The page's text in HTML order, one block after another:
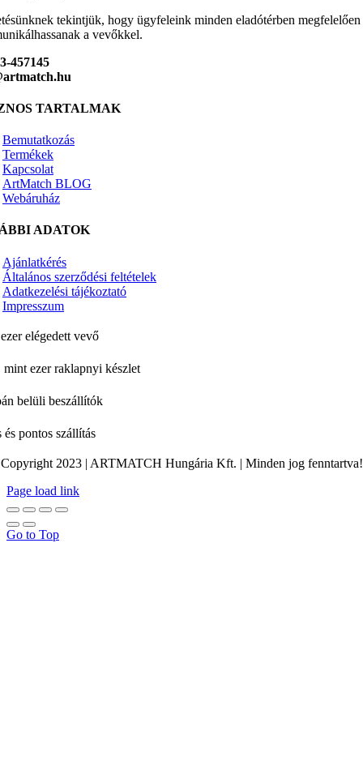
tekintjük, hogy ügyfeleink minden eladótérben megfelelően
a vevőkkel.
457145
TARTALMAK
Bemutatkozás
Termékek
Kapcsolat
ArtMatch BLOG
Webáruház
ADATOK
Ajánlatkérés
Általános szerződési feltételek
Adatkezelési tájékoztató
Impresszum
elégedett vevő
mint ezer raklapnyi készlet
belüli beszállítók
és pontos szállítás
Copyright 2023 | ARTMATCH Hungária Kft. | Minden jog fenntartva!
Page load link
Go to Top